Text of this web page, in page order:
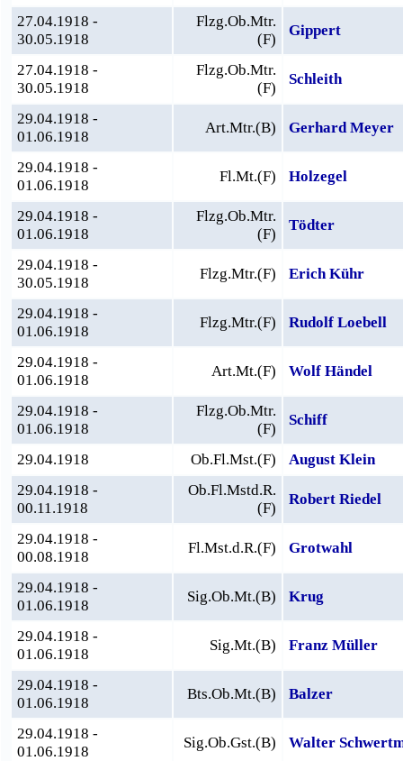
27.04.1918 -
30.05.1918
Flzg.Ob.Mtr.
(F)
Gippert
27.04.1918 -
30.05.1918
Flzg.Ob.Mtr.
(F)
Schleith
29.04.1918 -
01.06.1918
Art.Mtr.(B) Gerhard Meyer
29.04.1918 -
01.06.1918
Fl.Mt.(F) Holzegel
29.04.1918 -
01.06.1918
Flzg.Ob.Mtr.
(F)
Tödter
29.04.1918 -
30.05.1918
Flzg.Mtr.(F) Erich Kühr
29.04.1918 -
01.06.1918
Flzg.Mtr.(F) Rudolf Loebell
29.04.1918 -
01.06.1918
Art.Mt.(F) Wolf Händel
29.04.1918 -
01.06.1918
Flzg.Ob.Mtr.
(F)
Schiff
29.04.1918 Ob.Fl.Mst.(F)
August Klein
29.04.1918 -
00.11.1918
Ob.Fl.Mstd.R.
(F)
Robert Riedel
29.04.1918 -
00.08.1918
Fl.Mst.d.R.(F) Grotwahl
29.04.1918 -
01.06.1918
Sig.Ob.Mt.(B) Krug
29.04.1918 -
01.06.1918
Sig.Mt.(B) Franz Müller
29.04.1918 -
01.06.1918
Bts.Ob.Mt.(B) Balzer
29.04.1918 -
01.06.1918
Sig.Ob.Gst.(B) Walter